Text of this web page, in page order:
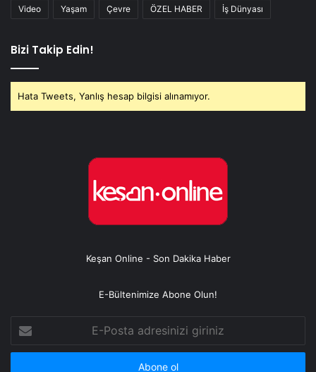
Video Yaşam Çevre ÖZEL HABER İş Dünyası
Bizi Takip Edin!
Hata Tweets, Yanlış hesap bilgisi alınamıyor.
Keşan Online - Son Dakika Haber
E-Bültenimize Abone Olun!
Posta
adresinizi